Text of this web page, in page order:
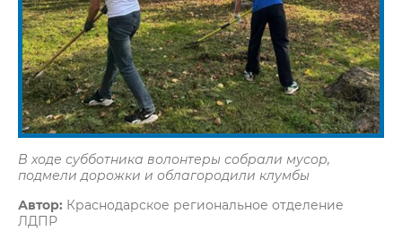
В ходе субботника волонтеры собрали мусор,
подмели дорожки и облагородили клумбы
Автор: Краснодарское региональное отделение
ЛДПР